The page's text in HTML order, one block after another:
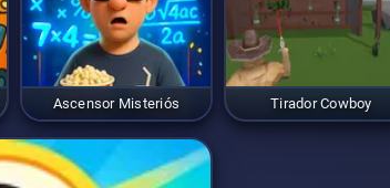
Ascensor Misteriós Tirador Cowboy